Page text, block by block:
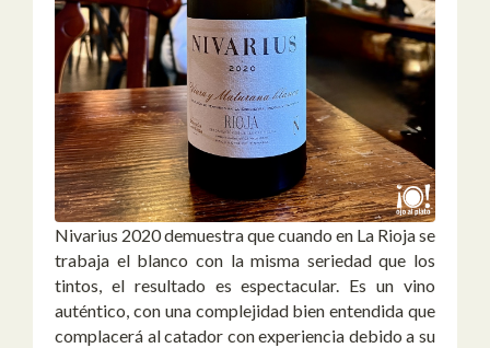
Nivarius 2020 demuestra que cuando en La Rioja se
trabaja el blanco con la misma seriedad que los
tintos, el resultado es espectacular. Es un vino
auténtico, con una complejidad bien entendida que
complacerá al catador con experiencia debido a su